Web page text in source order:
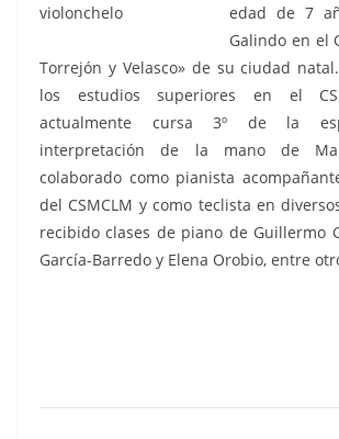
edad de 7
Galindo en el
Torrejón y Velasco» de su ciudad
los estudios superiores en el
actualmente cursa 3º de la
interpretación de la mano de
colaborado como pianista
del CSMCLM y como teclista en
recibido clases de piano de Guillermo
García-Barredo y Elena Orobio, entre